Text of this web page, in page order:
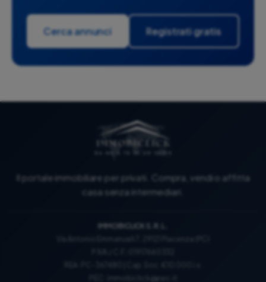
Cerca annunci Registrati gratis
Il portale immobiliare per privati. Compra, vendi o affitta
casa senza intermediari.
IMMOBICLICK S.R.L.